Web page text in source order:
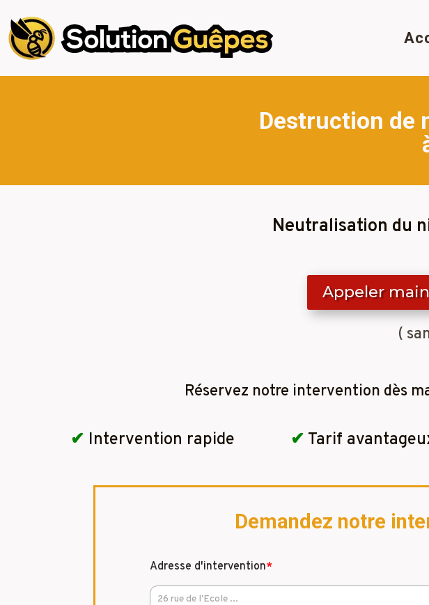
Destruction de
Neutralisation du
Appeler
(
Réservez notre intervention dès
✔ Intervention rapide ✔ Tarif
Demandez notre
Adresse d'intervention*